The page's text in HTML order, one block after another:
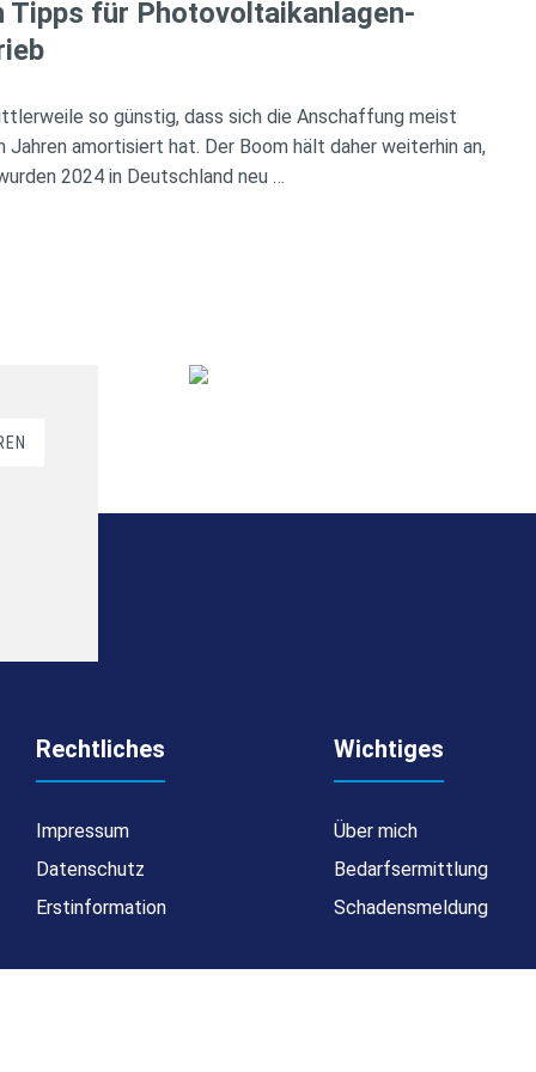
Tipps für Photovoltaikanlagen-
so günstig, dass sich die Anschaffung meist
Jahren amortisiert hat. Der Boom hält daher weiterhin an,
2024 in Deutschland neu …
Rechtliches
Impressum
Datenschutz
Erstinformation
Wichtiges
Über mich
Bedarfsermittlung
Schadensmeldung